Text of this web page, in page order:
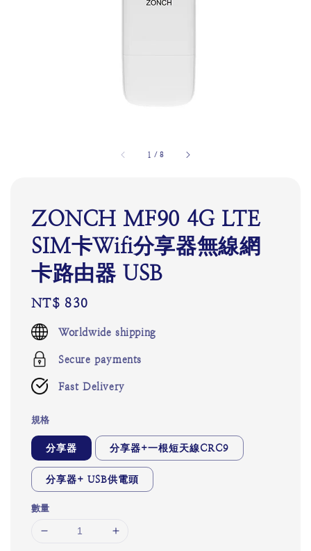
1 /8
ZONCH MF90 4G LTE
SIM卡Wifi分享器無線網
卡路由器 USB
Regular
price
NT$ 830
Worldwide shipping
Secure payments
Fast Delivery
規格
分享器 分享器+一根短天線CRC9
分享器+ USB供電頭
數量